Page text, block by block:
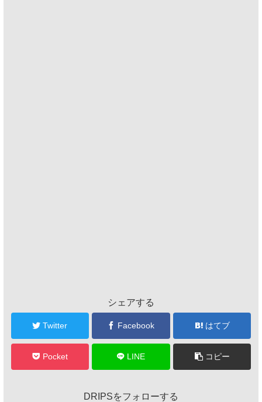
シェアする
Twitter Facebook はてブ
Pocket LINE コピー
DRIPSをフォローする